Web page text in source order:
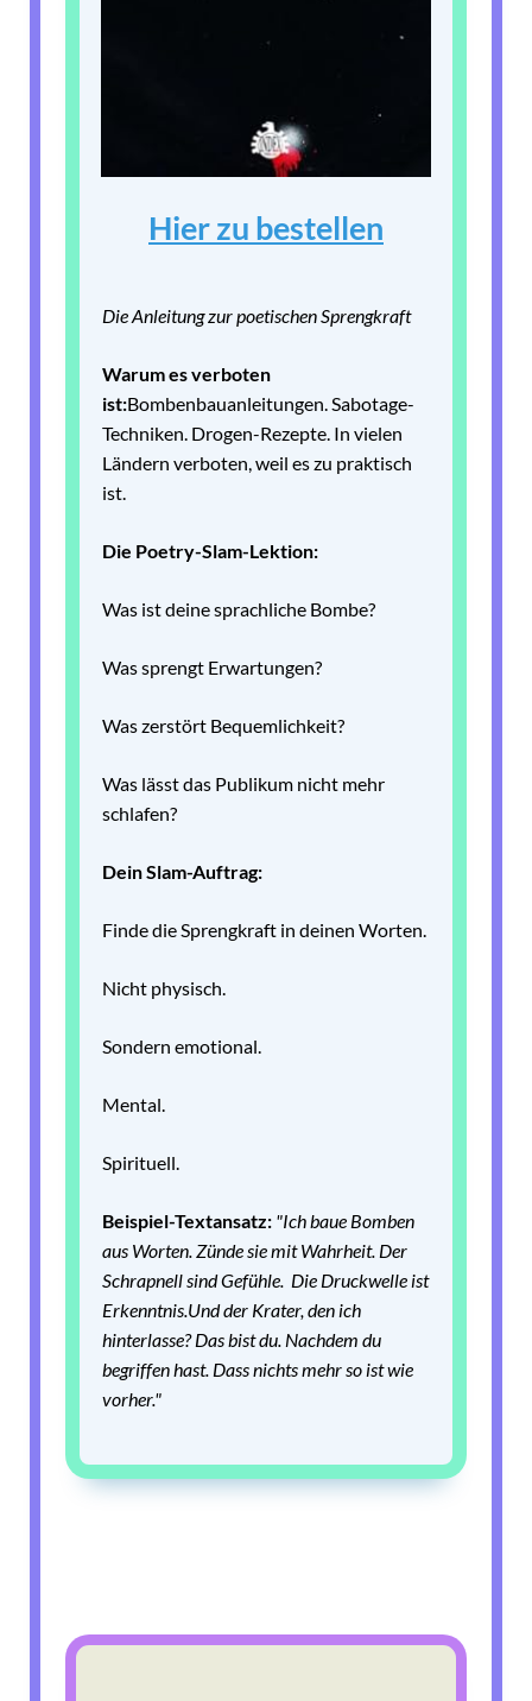
Hier zu bestellen
Die Anleitung zur poetischen Sprengkraft
Warum es verboten
ist:Bombenbauanleitungen. Sabotage-
Techniken. Drogen-Rezepte. In vielen
Ländern verboten, weil es zu praktisch
ist.
Die Poetry-Slam-Lektion:
Was ist deine sprachliche Bombe?
Was sprengt Erwartungen?
Was zerstört Bequemlichkeit?
Was lässt das Publikum nicht mehr
schlafen?
Dein Slam-Auftrag:
Finde die Sprengkraft in deinen Worten.
Nicht physisch.
Sondern emotional.
Mental.
Spirituell.
Beispiel-Textansatz: "Ich baue Bomben
aus Worten.Zünde sie mit Wahrheit. Der
Schrapnell sind Gefühle. Die Druckwelle ist
Erkenntnis.Und der Krater, den ich
hinterlasse?Das bist du. Nachdem du
begriffen hast. Dass nichts mehr so ist wie
vorher."